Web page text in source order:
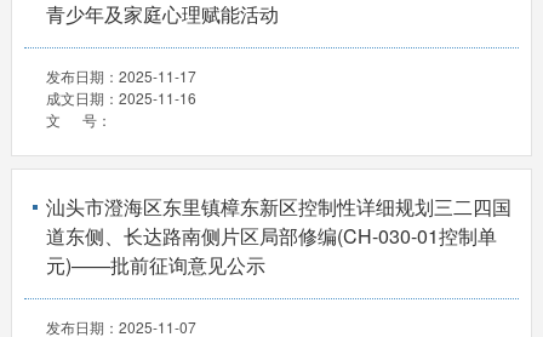
青少年及家庭心理赋能活动
发布日期： 2025-11-17
成文日期： 2025-11-16
文 号：
汕头市澄海区东里镇樟东新区控制性详细规划三二四国
道东侧、长达路南侧片区局部修编(CH-030-01控制单
元)——批前征询意见公示
发布日期： 2025-11-07